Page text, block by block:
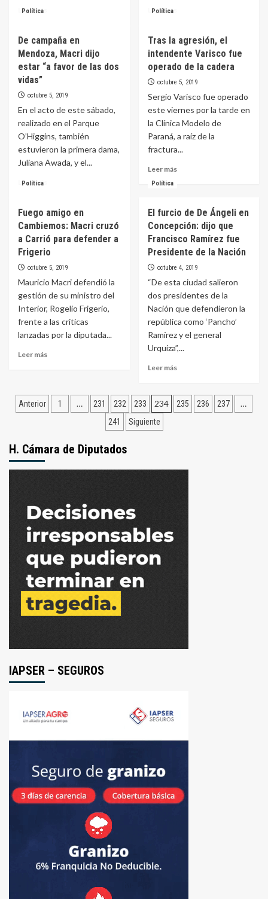
básica»
Leer más
La
canasta
básica
jubilado
ya
se
acerca
38.000
Leer más
Alberto
Fernández
anunciará
plan
contra
el
hambre
Política
De campaña en
Mendoza, Macri dijo
estar “a favor de las dos
vidas”
octubre 5, 2019
En el acto de este sábado,
realizado en el Parque
O’Higgins, también
estuvieron la primera dama,
Juliana Awada, y el...
Leer más
De
campaña
en
Mendoza,
dijo
estar
“a
favor
de
dos
Política
Tras la agresión, el
intendente Varisco fue
operado de la cadera
octubre 5, 2019
Sergio Varisco fue operado
este viernes por la tarde en
la Clínica Modelo de
Paraná, a raíz de la
fractura...
Leer másLeer
la
agresión,
el
intendente
Varisco
fue
operado
de
cadera
Política
Fuego amigo en
Cambiemos: Macri cruzó
a Carrió para defender a
Frigerio
octubre 5, 2019
Mauricio Macri defendió la
gestión de su ministro del
Interior, Rogelio Frigerio,
frente a las críticas
lanzadas por la diputada...
Leer más
amigo
a
Frigerio
Política
El furcio de De Ángeli en
Concepción: dijo que
Francisco Ramírez fue
Presidente de la Nación
octubre 4, 2019
“De esta ciudad salieron
dos presidentes de la
Nación que defendieron la
república como ‘Pancho’
Ramírez y el general
Urquiza”,...
Leer másLeer
El
furcio
Concepción:
Navegación
entradas
Anterior 1 … 231 232 233 234 235 236 237 …
241 Siguiente
H. Cámara de Diputados
IAPSER – SEGUROS